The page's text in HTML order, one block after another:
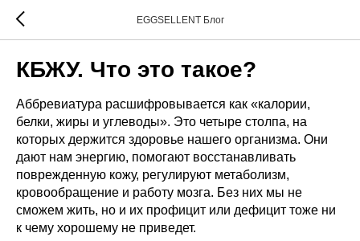
EGGSELLENT Блог
КБЖУ. Что это такое?
Аббревиатура расшифровывается как «калории,
белки, жиры и углеводы». Это четыре столпа, на
которых держится здоровье нашего организма. Они
дают нам энергию, помогают восстанавливать
поврежденную кожу, регулируют метаболизм,
кровообращение и работу мозга. Без них мы не
сможем жить, но и их профицит или дефицит тоже ни
к чему хорошему не приведет.